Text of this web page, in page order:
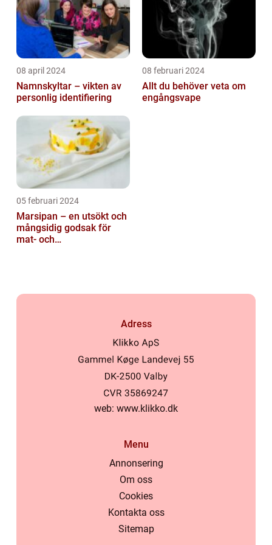
08 april 2024
Namnskyltar – vikten av
personlig identifiering
08 februari 2024
Allt du behöver veta om
engångsvape
05 februari 2024
Marsipan – en utsökt och
mångsidig godsak för
mat- och
Adress
web: www.klikko.dk
Menu
Annonsering
Om oss
Cookies
Kontakta oss
Sitemap